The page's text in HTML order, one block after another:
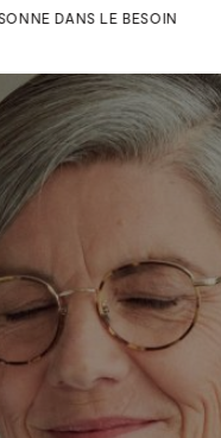
DANS LE BESOIN